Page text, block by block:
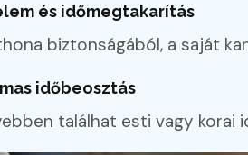
és időmegtakarítás
biztonságából, a saját
időbeosztás
találhat esti vagy korai